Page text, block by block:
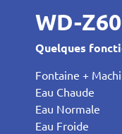
WD-
Quelques
Fontaine +
Eau Chaude
Eau Normale
Eau Froide